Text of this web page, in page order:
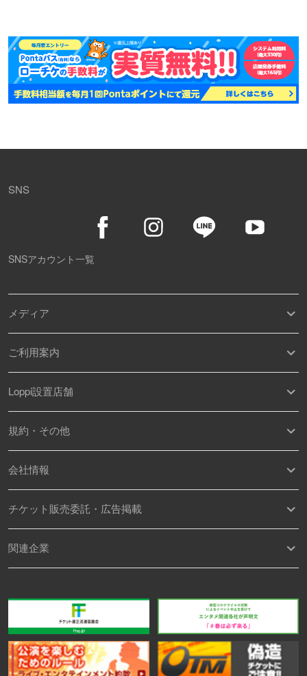
SNS
SNSアカウント一覧
メディア
ご利用案内
Loppi設置店舗
規約・その他
会社情報
チケット販売委託・広告掲載
関連企業